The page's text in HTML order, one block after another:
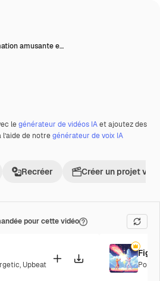
amusante e…
legénérateur de vidéos IAet ajoutez des
de notregénérateur de voix IA
Recréer Créer un projet
pour cette vidéo
, Upbeat Pop